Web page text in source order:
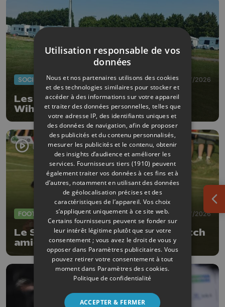
SOCIÉTÉ 20/07/2026
Les gens du voyage ont quitté
Wihogne
FOOTBALL 09/07/2026
Le Standard s'impose 0-4 en match
amical à Aubel
Utilisation responsable de vos
données
Nous et nos partenaires utilisons des cookies
et des technologies similaires pour stocker et
accéder à des informations sur votre appareil
et traiter des données personnelles, telles que
votre adresse IP, des identifiants uniques et
des données de navigation, afin de proposer
des publicités et du contenu personnalisés,
mesurer les publicités et le contenu, obtenir
des insights d’audience et améliorer les
services. Fournisseurs tiers (1910) peuvent
également traiter vos données à ces fins et à
d’autres, notamment en utilisant des données
de géolocalisation précises et des
caractéristiques de l’appareil. Vos choix
s’appliquent uniquement à ce site web.
Certains fournisseurs peuvent se fonder sur
leur intérêt légitime plutôt que sur votre
consentement ; vous avez le droit de vous y
opposer dans Paramètres publicitaires. Vous
pouvez retirer votre consentement à tout
moment dans Paramètres des cookies.
Politique de confidentialité
ACCEPTER & FERMER